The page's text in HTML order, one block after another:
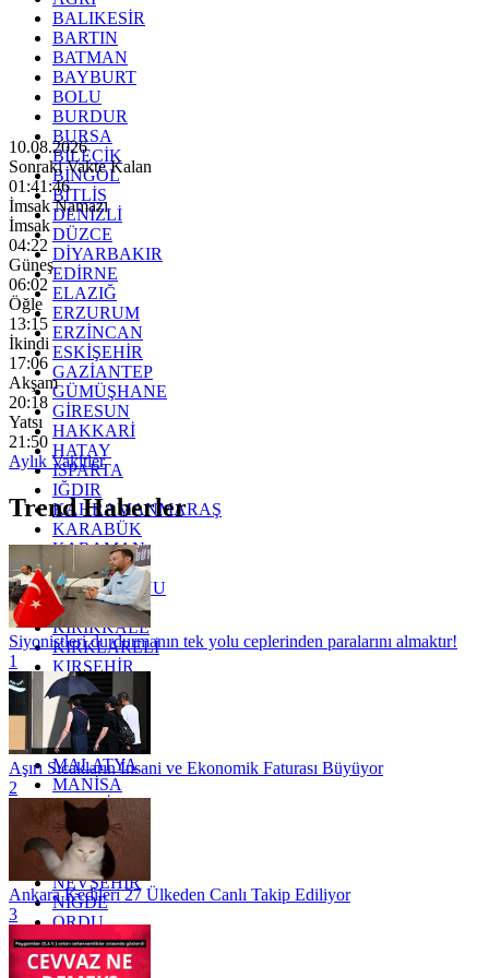
BALIKESİR
BARTIN
BATMAN
BAYBURT
BOLU
BURDUR
BURSA
BİLECİK
BİNGÖL
BİTLİS
DENİZLİ
DÜZCE
DİYARBAKIR
EDİRNE
ELAZIĞ
ERZURUM
ERZİNCAN
ESKİŞEHİR
GAZİANTEP
GÜMÜŞHANE
GİRESUN
HAKKARİ
HATAY
ISPARTA
IĞDIR
KAHRAMANMARAŞ
KARABÜK
KARAMAN
KARS
KASTAMONU
KAYSERİ
KIRIKKALE
KIRKLARELİ
KIRŞEHİR
KOCAELİ
KONYA
KÜTAHYA
KİLİS
MALATYA
MANİSA
MARDİN
MERSİN
MUĞLA
MUŞ
NEVŞEHİR
NİĞDE
ORDU
OSMANİYE
RİZE
10.08.2026
Sonraki Vakte Kalan
01:41:44
İmsak Namazı
İmsak
04:22
Güneş
06:02
Öğle
13:15
İkindi
17:06
Akşam
20:18
Yatsı
21:50
Aylık Vakitler
Trend Haberler
Siyonistleri durdurmanın tek yolu ceplerinden paralarını almaktır!
1
Aşırı Sıcakların İnsani ve Ekonomik Faturası Büyüyor
2
Ankara Kedileri 27 Ülkeden Canlı Takip Ediliyor
3